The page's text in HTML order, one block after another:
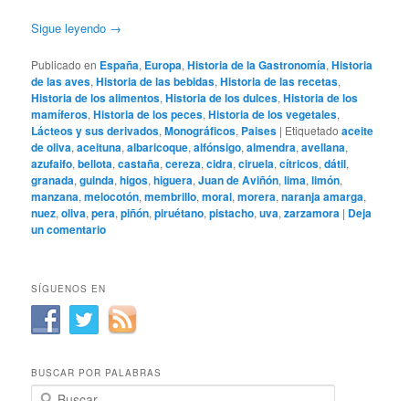
Sigue leyendo →
Publicado en España, Europa,Historia de la Gastronomía,Historia
de las aves,Historia de las bebidas,Historia de las recetas,
Historia de los alimentos,Historia de los dulces,Historia de los
mamíferos,Historia de los peces,Historia de los vegetales,
Lácteos y sus derivados,Monográficos, Paises | Etiquetado aceite
de oliva,aceituna,albaricoque,alfónsigo,almendra,avellana,
azufaifo,bellota,castaña,cereza,cidra,ciruela,cítricos,dátil,
granada,guinda,higos,higuera,Juan de Aviñón,lima,limón,
manzana,melocotón,membrillo,moral,morera,naranja amarga,
nuez,oliva,pera,piñón,piruétano,pistacho,uva,zarzamora | Deja
un comentario
SÍGUENOS EN
BUSCAR POR PALABRAS